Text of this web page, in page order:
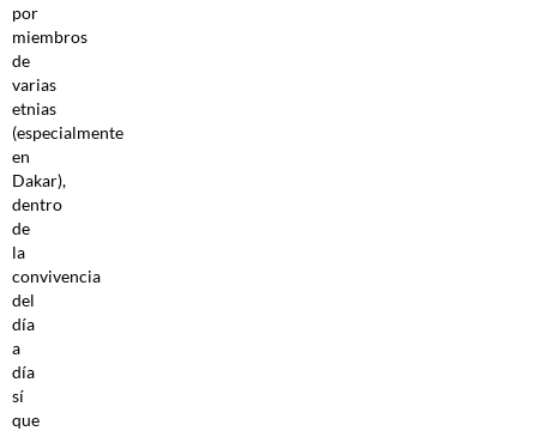
por
miembros
de
varias
etnias
(especialmente
en
Dakar),
dentro
de
la
convivencia
del
día
a
día
sí
que